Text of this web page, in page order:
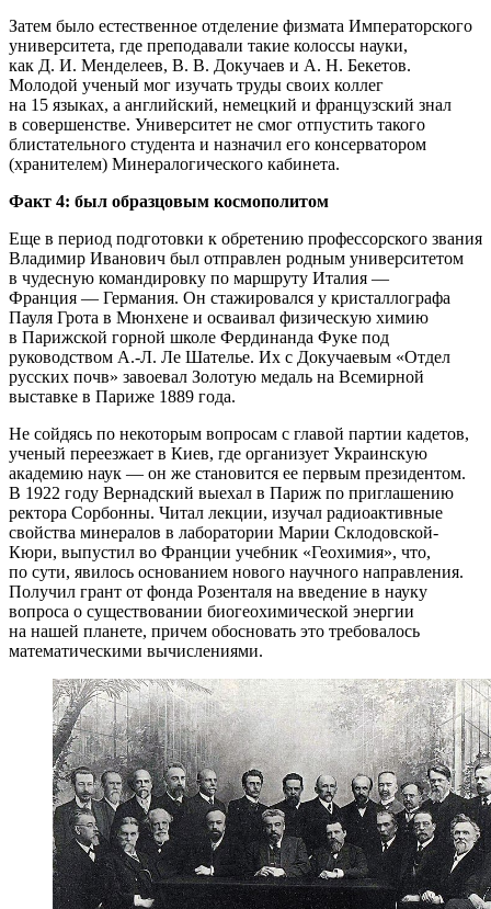
Затем было естественное отделение физмата Императорского
университета, где преподавали такие колоссы науки,
как Д. И. Менделеев, В. В. Докучаев и А. Н. Бекетов.
Молодой ученый мог изучать труды своих коллег
на 15 языках, а английский, немецкий и французский знал
в совершенстве. Университет не смог отпустить такого
блистательного студента и назначил его консерватором
(хранителем) Минералогического кабинета.
Факт 4: был образцовым космополитом
Еще в период подготовки к обретению профессорского звания
Владимир Иванович был отправлен родным университетом
в чудесную командировку по маршруту Италия —
Франция — Германия. Он стажировался у кристаллографа
Пауля Грота в Мюнхене и осваивал физическую химию
в Парижской горной школе Фердинанда Фуке под
руководством А.-Л. Ле Шателье. Их с Докучаевым «Отдел
русских почв» завоевал Золотую медаль на Всемирной
выставке в Париже 1889 года.
Не сойдясь по некоторым вопросам с главой партии кадетов,
ученый переезжает в Киев, где организует Украинскую
академию наук — он же становится ее первым президентом.
В 1922 году Вернадский выехал в Париж по приглашению
ректора Сорбонны. Читал лекции, изучал радиоактивные
свойства минералов в лаборатории Марии Склодовской-
Кюри, выпустил во Франции учебник «Геохимия», что,
по сути, явилось основанием нового научного направления.
Получил грант от фонда Розенталя на введение в науку
вопроса о существовании биогеохимической энергии
на нашей планете, причем обосновать это требовалось
математическими вычислениями.